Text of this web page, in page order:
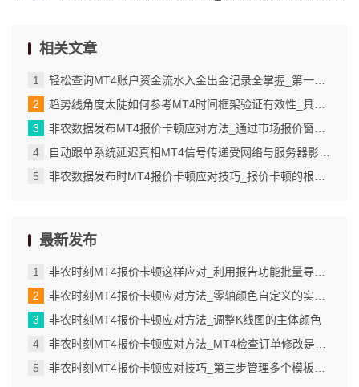
相关文章
轻松查询MT4账户资金流水入金出金记录全掌握_第一步找到账户历史功能入口_5
趋势线角度太陡如何参考MT4时间框架验证有效性_具体操作步骤：保存带EA的模板
非农数据发布MT4报价卡顿应对方法_通过市场报价窗口快速调整手数
自动跟单系统延迟真相MT4信号传递受网络与服务器影响_“保存为模板”的具体操作步骤
非农数据发布时MT4报价卡顿应对技巧_报价卡顿的根源在于市场流动性瞬间枯竭_5
最新发布
非农时刻MT4报价卡顿这样应对_利用报告功能批量导出交易详情
非农时刻MT4报价卡顿应对方法_零轴颜色自定义的实际应用场景
非农时刻MT4报价卡顿应对方法_调整K线图的主体颜色
非农时刻MT4报价卡顿应对方法_MT4检查订单修改是否成功的具体步骤
非农时刻MT4报价卡顿应对技巧_第三步管理多个模板并灵活切换使用